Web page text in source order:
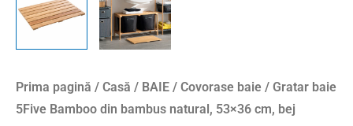
Prima pagină / Casă / BAIE / Covorase baie / Gratar baie
5Five Bamboo din bambus natural, 53×36 cm, bej